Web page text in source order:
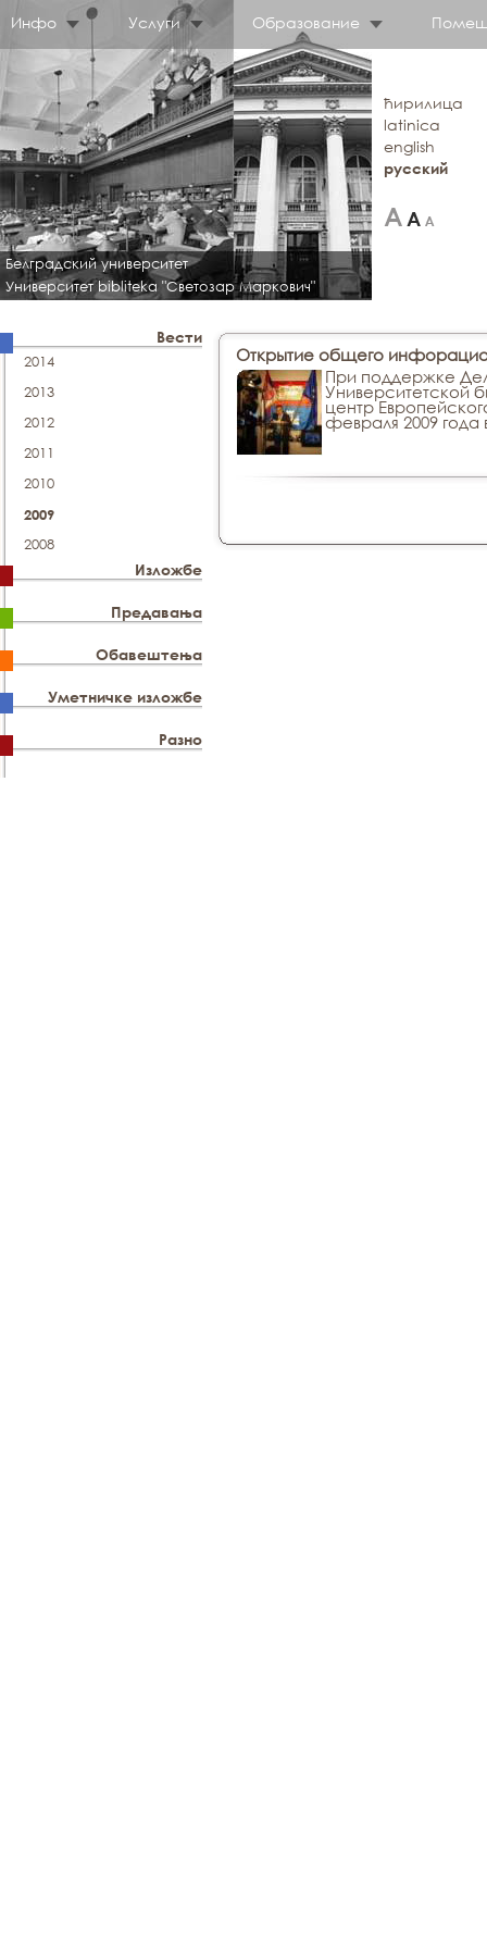
Инфо Услуги Образование
Белградский университет
Университет bibliteka "Светозар Маркович"
ћирилица
latinica
english
русский
Вести
2014
2013
2012
2011
2010
2009
2008
Изложбе
Предавања
Обавештења
Уметничке изложбе
Разно
Открытие общего
При поддержке
Университетской
центр
февраля 2009